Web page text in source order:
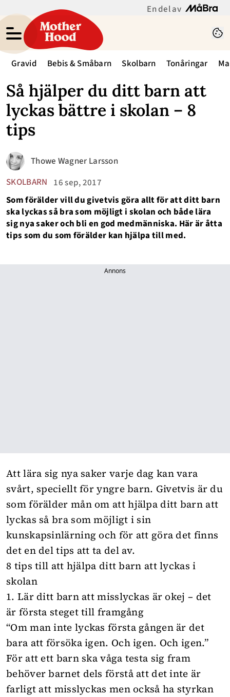
En del av
Gravid Bebis & Småbarn Skolbarn Tonåringar
Så hjälper du ditt barn att
lyckas bättre i skolan – 8
tips
SKOLBARN 16 sep, 2017
Thowe Wagner Larsson
Som förälder vill du givetvis göra allt för att ditt barn
ska lyckas så bra som möjligt i skolan och både lära
sig nya saker och bli en god medmänniska. Här är åtta
tips som du som förälder kan hjälpa till med.
Annons
Att lära sig nya saker varje dag kan vara
svårt, speciellt för yngre barn. Givetvis är du
som förälder mån om att hjälpa ditt barn att
lyckas så bra som möjligt i sin
kunskapsinlärning och för att göra det finns
det en del tips att ta del av.
8 tips till att hjälpa ditt barn att lyckas i
skolan
1. Lär ditt barn att misslyckas är okej – det
är första steget till framgång
“Om man inte lyckas första gången är det
bara att försöka igen. Och igen. Och igen.”
För att ett barn ska våga testa sig fram
behöver barnet dels förstå att det inte är
farligt att misslyckas men också ha styrkan